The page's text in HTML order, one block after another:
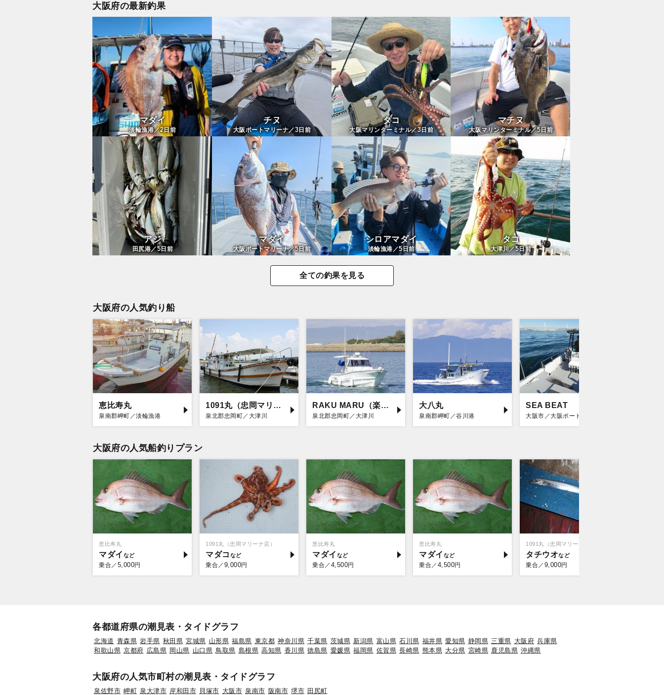
大阪府の最新釣果
マダイ
淡輪漁港／2日前
チヌ
大阪ポートマリーナ／3日前
タコ
大阪マリンターミナル／3日前
マチヌ
大阪マリンターミナル／5日前
アジ
田尻港／5日前
マダイ
大阪ポートマリーナ／5日前
シロアマダイ
淡輪漁港／5日前
タコ
大津川／5日前
全ての釣果を見る
大阪府の人気釣り船
恵比寿丸
泉南郡岬町／淡輪漁港
1091丸（忠岡マリーナ店）
泉北郡忠岡町／大津川
RAKU MARU（楽丸）
泉北郡忠岡町／大津川
大八丸
泉南郡岬町／谷川港
SEA BEAT
大阪市／大阪ポートマリーナ
大阪府の人気船釣りプラン
恵比寿丸
マダイ
乗合／ 5,000円
1091丸（忠岡マリーナ店）
マダコ
乗合／ 9,000円
恵比寿丸
マダイ
乗合／ 4,500円
恵比寿丸
マダイ
乗合／ 4,500円
1091丸（忠岡マリーナ店）
タチウオ
乗合／ 9,000円
各都道府県の潮見表・タイドグラフ
北海道 青森県 岩手県 秋田県 宮城県 山形県 福島県 東京都 神奈川県 千葉県 茨城県 新潟県 富山県 石川県 福井県 愛知県 静岡県 三重県 大阪府 兵庫県
和歌山県 京都府 広島県 岡山県 山口県 鳥取県 島根県 高知県 香川県 徳島県 愛媛県 福岡県 佐賀県 長崎県 熊本県 大分県 宮崎県 鹿児島県 沖縄県
大阪府の人気市町村の潮見表・タイドグラフ
泉佐野市 岬町 泉大津市 岸和田市 貝塚市 大阪市 泉南市 阪南市 堺市 田尻町